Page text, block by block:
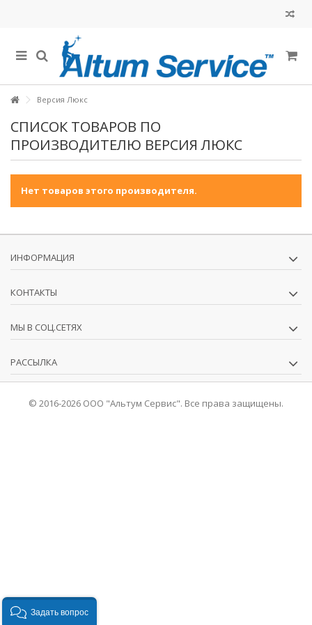
Версия Люкс
СПИСОК ТОВАРОВ ПО
ПРОИЗВОДИТЕЛЮ ВЕРСИЯ ЛЮКС
Нет товаров этого производителя.
ИНФОРМАЦИЯ
КОНТАКТЫ
МЫ В СОЦ.СЕТЯХ
РАССЫЛКА
© 2016-2026 ООО "Альтум Сервис". Все права защищены.
Задать вопрос